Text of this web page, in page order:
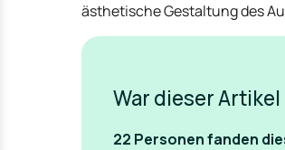
ästhetische Gestaltung des
War dieser
22 Personen fanden